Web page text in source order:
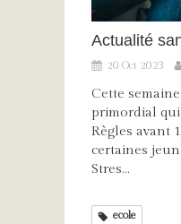
Actualité
20 Oct 2023
Cette
primordial
Règles avant
certaines
Stres...
ecole